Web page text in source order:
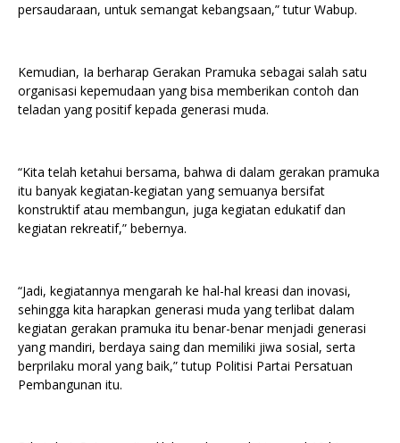
persaudaraan, untuk semangat kebangsaan,” tutur Wabup.
Kemudian, Ia berharap Gerakan Pramuka sebagai salah satu
organisasi kepemudaan yang bisa memberikan contoh dan
teladan yang positif kepada generasi muda.
“Kita telah ketahui bersama, bahwa di dalam gerakan pramuka
itu banyak kegiatan-kegiatan yang semuanya bersifat
konstruktif atau membangun, juga kegiatan edukatif dan
kegiatan rekreatif,” bebernya.
“Jadi, kegiatannya mengarah ke hal-hal kreasi dan inovasi,
sehingga kita harapkan generasi muda yang terlibat dalam
kegiatan gerakan pramuka itu benar-benar menjadi generasi
yang mandiri, berdaya saing dan memiliki jiwa sosial, serta
berprilaku moral yang baik,” tutup Politisi Partai Persatuan
Pembangunan itu.